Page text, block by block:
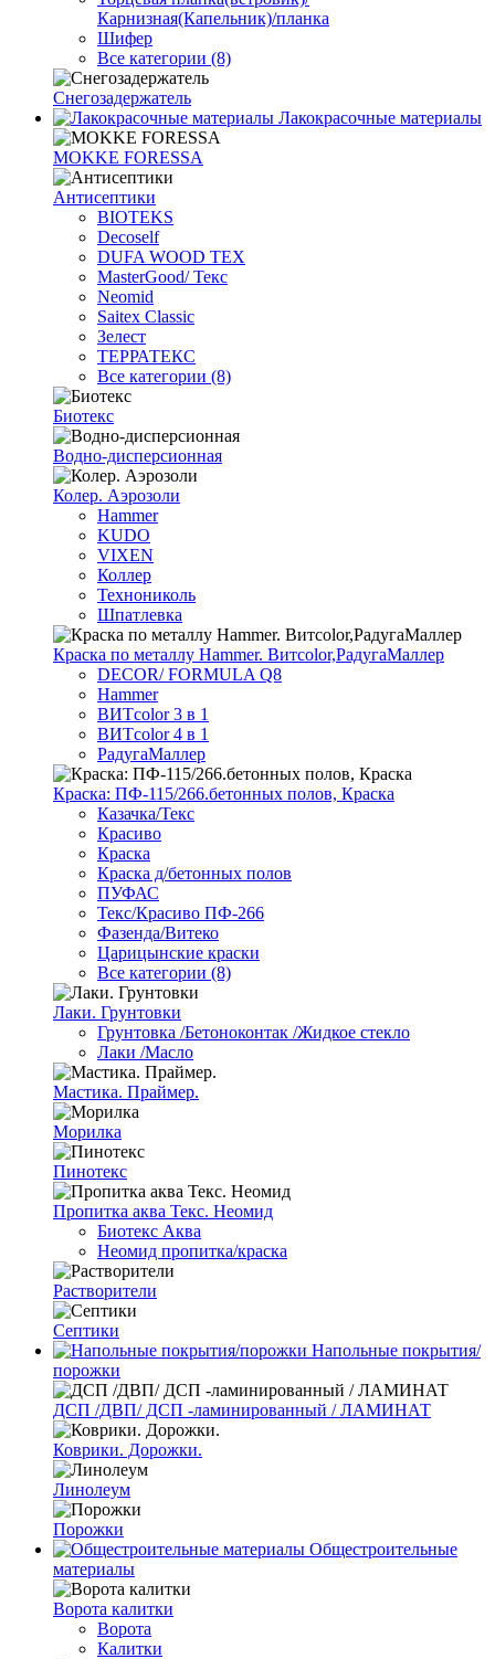
Карнизная(Капельник)/планка
Шифер
Все категории (8)
Снегозадержатель
Лакокрасочные материалы
MOKKE FORESSA
Антисептики
BIOTEKS
Decoself
DUFA WOOD TEX
MasterGood/ Текс
Neomid
Saitex Classic
Зелест
ТЕРРАТЕКС
Все категории (8)
Биотекс
Водно-дисперсионная
Колер. Аэрозоли
Hammer
KUDO
VIXEN
Коллер
Технониколь
Шпатлевка
Краска по металлу Hammer. Витcolor,РадугаМаллер
DECOR/ FORMULA Q8
Hammer
ВИТcolor 3 в 1
ВИТcolor 4 в 1
РадугаМаллер
Краска: ПФ-115/266.бетонных полов, Краска
Казачка/Текс
Красиво
Краска
Краска д/бетонных полов
ПУФАС
Текс/Красиво ПФ-266
Фазенда/Витеко
Царицынские краски
Все категории (8)
Лаки. Грунтовки
Грунтовка /Бетоноконтак /Жидкое стекло
Лаки /Масло
Мастика. Праймер.
Морилка
Пинотекс
Пропитка аква Текс. Неомид
Биотекс Аква
Неомид пропитка/краска
Растворители
Септики
Напольные покрытия/
порожки
ДСП /ДВП/ ДСП -ламинированный / ЛАМИНАТ
Коврики. Дорожки.
Линолеум
Порожки
Общестроительные
материалы
Ворота калитки
Ворота
Калитки